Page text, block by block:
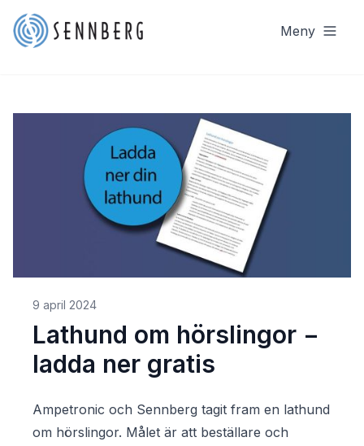
Meny
9 april 2024
Lathund om hörslingor −
ladda ner gratis
Ampetronic och Sennberg tagit fram en lathund
om hörslingor. Målet är att beställare och